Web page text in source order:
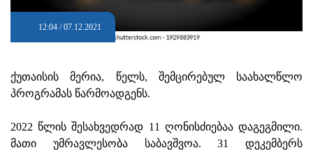
12:04 / 07.12.2021
ქუთაისის მერია, წელს, შემცირებულ საახალწლო
პროგრამას წარმოადგენს.
2022 წლის შესახვედრად 11 ღონისძიებაა დაგეგმილი.
მათი უმრავლესობა საბავშვოა. 31 დეკემბერს